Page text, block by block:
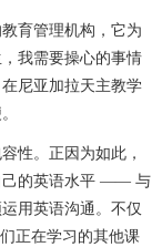
育管理机构，它为
我需要操心的事情
尼亚加拉天主教学
性。正因为如此，
己的英语水平 —— 与
用英语沟通。不仅
正在学习的其他课